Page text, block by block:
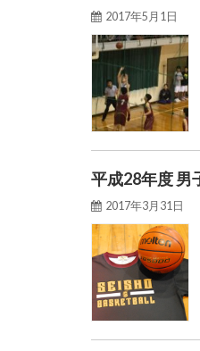
2017年5月1日
平成28年度 男
2017年3月31日